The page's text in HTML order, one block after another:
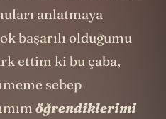
anlatmaya
başarılı olduğumu
ettim ki bu çaba,
sebep
öğrendiklerimi